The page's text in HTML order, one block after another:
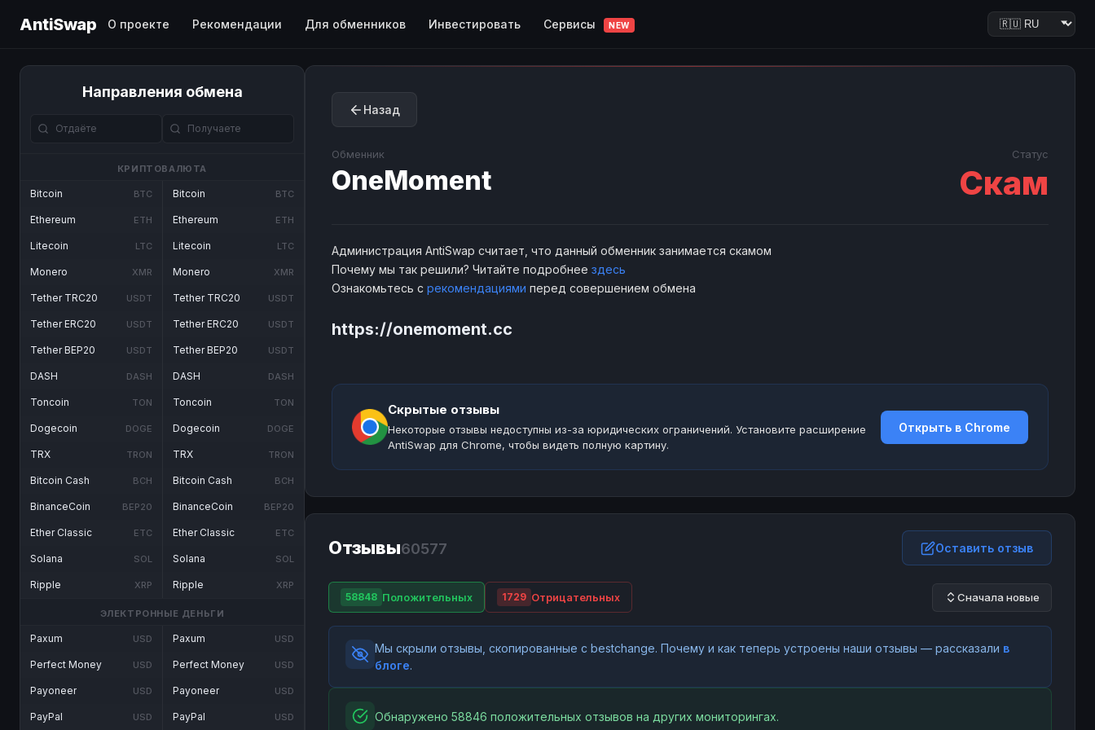
AntiSwap О проекте Рекомендации Для обменников Инвестировать Сервисы NEW
Направления обмена
КРИПТОВАЛЮТА
Bitcoin BTC
Ethereum ETH
Litecoin LTC
Monero XMR
Tether TRC20 USDT
Tether ERC20 USDT
Tether BEP20 USDT
DASH DASH
Toncoin TON
Dogecoin DOGE
TRX TRON
Bitcoin Cash BCH
BinanceCoin BEP20
Ether Classic ETC
Solana SOL
Ripple XRP
Bitcoin BTC
Ethereum ETH
Litecoin LTC
Monero XMR
Tether TRC20 USDT
Tether ERC20 USDT
Tether BEP20 USDT
DASH DASH
Toncoin TON
Dogecoin DOGE
TRX TRON
Bitcoin Cash BCH
BinanceCoin BEP20
Ether Classic ETC
Solana SOL
Ripple XRP
ЭЛЕКТРОННЫЕ ДЕНЬГИ
Paxum USD
Perfect Money USD
Payoneer USD
PayPal USD
Paxum USD
Perfect Money USD
Payoneer USD
PayPal USD
Назад
Обменник
OneMoment
Статус
Скам
Администрация AntiSwap считает, что данный обменник занимается скамом
Почему мы так решили? Читайте подробнее здесь
Ознакомьтесь с рекомендациями перед совершением обмена
https://onemoment.cc
Скрытые отзывы
Некоторые отзывы недоступны из-за юридических ограничений. Установите расширение
AntiSwap для Chrome, чтобы видеть полную картину.
Открыть в Chrome
Отзывы60577 Оставить отзыв
58848 Положительных 1729 Отрицательных Сначала новые
Мы скрыли отзывы, скопированные с bestchange. Почему и как теперь устроены наши отзывы — рассказали в
блоге.
Обнаружено 58846 положительных отзывов на других мониторингах.